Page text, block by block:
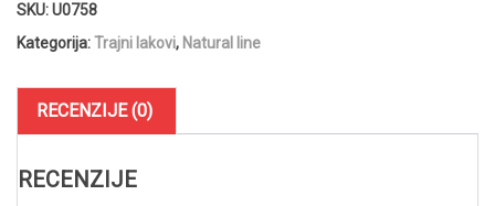
UV
/
Lily
SKU:U0758
Kategorija:Trajni lakovi, Natural line
RECENZIJE (0)
RECENZIJE